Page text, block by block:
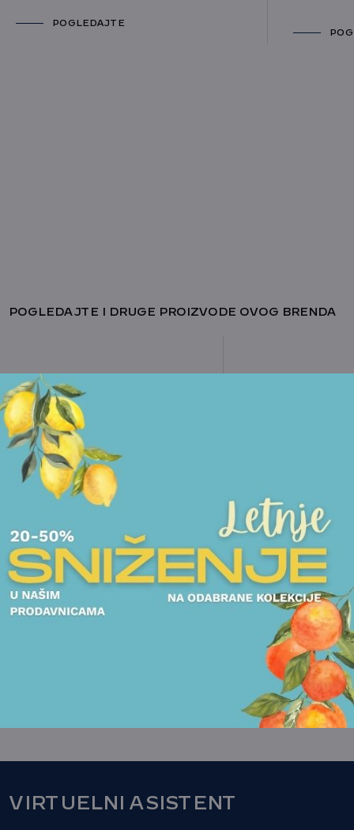
POGLEDAJTE
POGLEDAJTE I DRUGE PROIZVODE OVOG BRENDA
TANJIRI
SET 6 TANJIRA
VILLEROY&BOCH -
MANUFACTURE ICE
ČINIJE
TANJIRI
SET 6 TANJIRA
MANUFACTURE
19.350,00 RSD
VIRTUELNI ASISTENT